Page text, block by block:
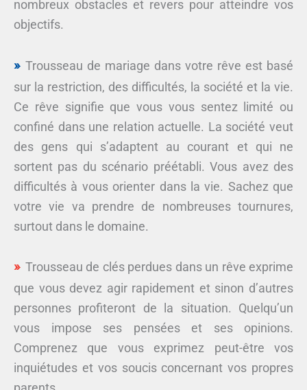
nombreux obstacles et revers pour atteindre vos
objectifs.
Trousseau de mariage dans votre rêve est basé
sur la restriction, des difficultés, la société et la vie.
Ce rêve signifie que vous vous sentez limité ou
confiné dans une relation actuelle. La société veut
des gens qui s’adaptent au courant et qui ne
sortent pas du scénario préétabli. Vous avez des
difficultés à vous orienter dans la vie. Sachez que
votre vie va prendre de nombreuses tournures,
surtout dans le domaine.
Trousseau de clés perdues dans un rêve exprime
que vous devez agir rapidement et sinon d’autres
personnes profiteront de la situation. Quelqu’un
vous impose ses pensées et ses opinions.
Comprenez que vous exprimez peut-être vos
inquiétudes et vos soucis concernant vos propres